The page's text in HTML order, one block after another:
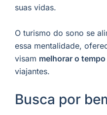
suas vidas.
O turismo do sono se
essa mentalidade,
visam melhorar o
viajantes.
Busca por